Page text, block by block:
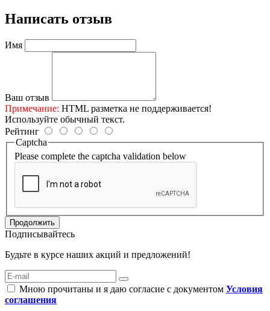
Написать отзыв
Имя
Ваш отзыв
Примечание: HTML разметка не поддерживается!
Используйте обычный текст.
Рейтинг
Captcha
Please complete the captcha validation below
Продолжить
Подписывайтесь
Будьте в курсе наших акций и предложений!
Мною прочитаны и я даю согласие с документом Условия
соглашения